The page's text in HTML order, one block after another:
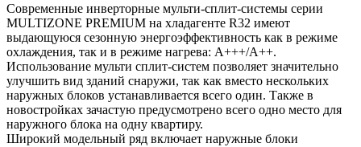
Современные инверторные мульти-сплит-системы серии
MULTIZONE PREMIUM на хладагенте R32 имеют
выдающуюся сезонную энергоэффективность как в режиме
охлаждения, так и в режиме нагрева: А+++/A++.
Использование мульти сплит-систем позволяет значительно
улучшить вид зданий снаружи, так как вместо нескольких
наружных блоков устанавливается всего один. Также в
новостройках зачастую предусмотрено всего одно место для
наружного блока на одну квартиру.
Широкий модельный ряд включает наружные блоки